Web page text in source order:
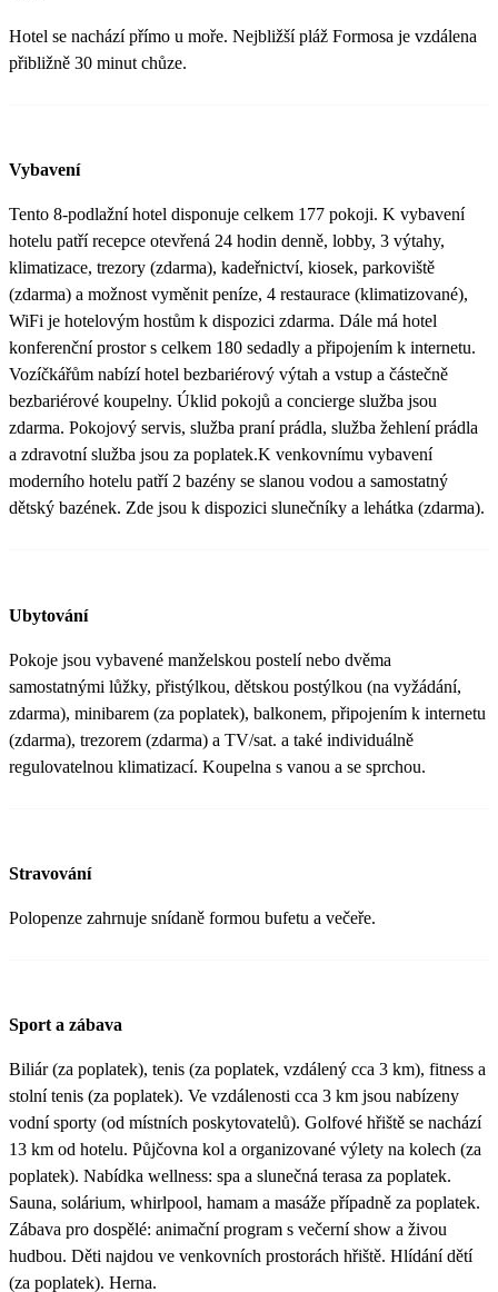
Hotel se nachází přímo u moře. Nejbližší pláž Formosa je vzdálena
přibližně 30 minut chůze.
Vybavení
Tento 8-podlažní hotel disponuje celkem 177 pokoji. K vybavení
hotelu patří recepce otevřená 24 hodin denně, lobby, 3 výtahy,
klimatizace, trezory (zdarma), kadeřnictví, kiosek, parkoviště
(zdarma) a možnost vyměnit peníze, 4 restaurace (klimatizované),
WiFi je hotelovým hostům k dispozici zdarma. Dále má hotel
konferenční prostor s celkem 180 sedadly a připojením k internetu.
Vozíčkářům nabízí hotel bezbariérový výtah a vstup a částečně
bezbariérové koupelny. Úklid pokojů a concierge služba jsou
zdarma. Pokojový servis, služba praní prádla, služba žehlení prádla
a zdravotní služba jsou za poplatek.K venkovnímu vybavení
moderního hotelu patří 2 bazény se slanou vodou a samostatný
dětský bazének. Zde jsou k dispozici slunečníky a lehátka (zdarma).
Ubytování
Pokoje jsou vybavené manželskou postelí nebo dvěma
samostatnými lůžky, přistýlkou, dětskou postýlkou (na vyžádání,
zdarma), minibarem (za poplatek), balkonem, připojením k internetu
(zdarma), trezorem (zdarma) a TV/sat. a také individuálně
regulovatelnou klimatizací. Koupelna s vanou a se sprchou.
Stravování
Polopenze zahrnuje snídaně formou bufetu a večeře.
Sport a zábava
Biliár (za poplatek), tenis (za poplatek, vzdálený cca 3 km), fitness a
stolní tenis (za poplatek). Ve vzdálenosti cca 3 km jsou nabízeny
vodní sporty (od místních poskytovatelů). Golfové hřiště se nachází
13 km od hotelu. Půjčovna kol a organizované výlety na kolech (za
poplatek). Nabídka wellness: spa a slunečná terasa za poplatek.
Sauna, solárium, whirlpool, hamam a masáže případně za poplatek.
Zábava pro dospělé: animační program s večerní show a živou
hudbou. Děti najdou ve venkovních prostorách hřiště. Hlídání dětí
(za poplatek). Herna.